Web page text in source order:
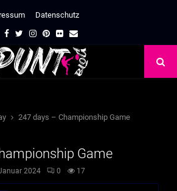
Datenschutz
Facebook
TwitterInstagram
Pinterest
FlickrEmail
247 days – Championship Game
Game
2024 0 17